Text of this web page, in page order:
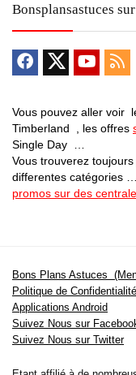
Bonsplansastuces
Vous pouvez aller voir
Timberland , les offres
Single Day …
Vous trouverez
differentes catégories
promos sur des
Bons Plans Astuces
Politique de Confidentialité
Applications Android
Suivez Nous sur
Suivez Nous sur Twitter